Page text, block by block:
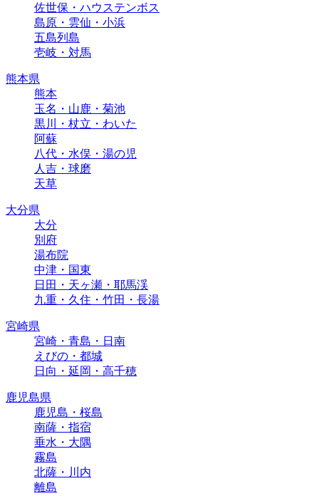
佐世保・ハウステンボス
島原・雲仙・小浜
五島列島
壱岐・対馬
熊本県
熊本
玉名・山鹿・菊池
黒川・杖立・わいた
阿蘇
八代・水俣・湯の児
人吉・球磨
天草
大分県
大分
別府
湯布院
中津・国東
日田・天ヶ瀬・耶馬渓
九重・久住・竹田・長湯
宮崎県
宮崎・青島・日南
えびの・都城
日向・延岡・高千穂
鹿児島県
鹿児島・桜島
南薩・指宿
垂水・大隅
霧島
北薩・川内
離島